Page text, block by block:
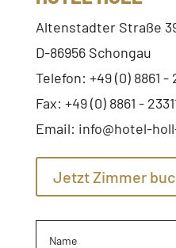
Altenstadter Straße
D-86956 Schongau
Telefon: +49 (0) 8861 -
Fax: +49 (0) 8861 -
Email: info@hotel-
Jetzt Zimmer